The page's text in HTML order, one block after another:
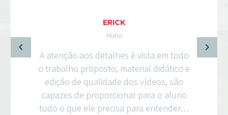
ERICK
Aluno
A atenção aos detalhes é vista em todo
o trabalho proposto, material didático e
edição de qualidade dos vídeos, são
capazes de proporcionar para o aluno
tudo o que ele precisa para entender…